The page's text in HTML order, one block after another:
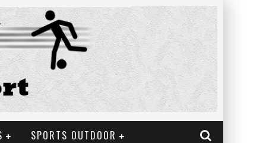
SPORTS OUTDOOR